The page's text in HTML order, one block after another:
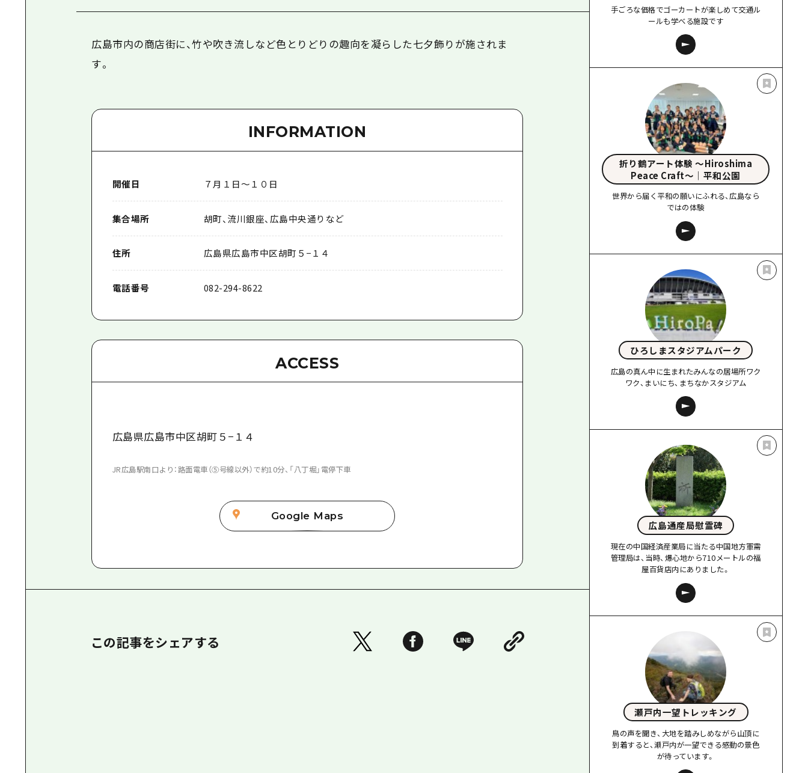
広島市内の商店街に、竹や吹き流しなど色とりどりの趣向を凝らした七夕飾りが施されま
す。
INFORMATION
開催日 ７月１日～１０日
集合場所 胡町、流川銀座、広島中央通りなど
住所 広島県広島市中区胡町５−１４
電話番号 082-294-8622
ACCESS
広島県広島市中区胡町５−１４
JR広島駅南口より：路面電車（⑤号線以外）で約10分、「八丁堀」電停下車
Google Maps
この記事をシェアする
手ごろな価格でゴーカートが楽しめて交通ル
ールも学べる施設です
折り鶴アート体験 〜Hiroshima
Peace Craft〜｜平和公園
世界から届く平和の願いにふれる、広島なら
ではの体験
ひろしまスタジアムパーク
広島の真ん中に生まれたみんなの居場所ワク
ワク、まいにち、まちなかスタジアム
広島通産局慰霊碑
現在の中国経済産業局に当たる中国地方軍需
管理局は、当時、爆心地から710メートルの福
屋百貨店内にありました。
瀬戸内一望トレッキング
鳥の声を聞き、大地を踏みしめながら山頂に
到着すると、瀬戸内が一望できる感動の景色
が待っています。